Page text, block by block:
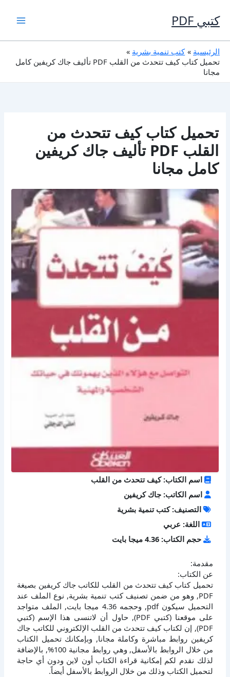
إلى
المحتوى
كتبي PDF
الرئيسية
كتب تنمية بشرية
تحميل كتاب كيف تتحدث من القلب PDF تأليف جاك كريفين كامل
مجانا
تحميل كتاب كيف تتحدث من
القلب PDF تأليف جاك كريفين
كامل مجانا
اسم الكتاب: كيف تتحدث من القلب
اسم الكاتب: جاك كريفين
التصنيف: كتب تنمية بشرية
اللغة: عربي
حجم الكتاب: 4.36 ميجا بايت
مقدمة:
عن الكتاب:
تحميل كتاب كيف تتحدث من القلب للكاتب جاك كريفين بصيغة
PDF, وهو من ضمن تصنيف كتب تنمية بشرية, نوع الملف عند
التحميل سيكون pdf, وحجمه 4.36 ميجا بايت, الملف متواجد
على موقعنا (كتبي PDF), حاول أن لاتنسى هذا الإسم (كتبي
PDF), إن لكتاب كيف تتحدث من القلب الإلكتروني للكاتب جاك
كريفين روابط مباشرة وكاملة مجانا, وبإمكانك تحميل الكتاب
من خلال الروابط بالأسفل, وهي روابط مجانية 100%, بالإضافة
لذلك نقدم لكم إمكانية قراءة الكتاب أون لاين ودون أي حاجة
لتحميل الكتاب وذلك من خلال الروابط بالأسفل أيضاً.